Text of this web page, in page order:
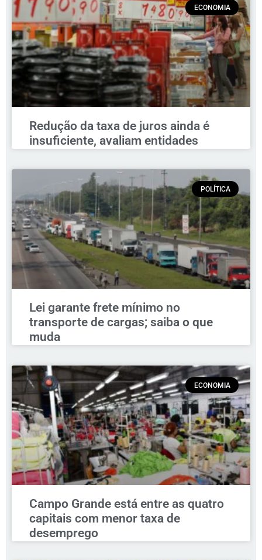
ECONOMIA
Redução da taxa de juros ainda é
insuficiente, avaliam entidades
POLÍTICA
Lei garante frete mínimo no
transporte de cargas; saiba o que
muda
ECONOMIA
Campo Grande está entre as quatro
capitais com menor taxa de
desemprego